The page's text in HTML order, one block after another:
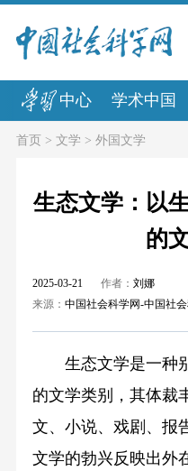
中心 学术中国
首页> 文学 > 外国文学
生态文学：以
的
2025-03-21 作者： 刘娜
来源： 中国社会科学网-中国社
生态文学是一种别
的文学类别，其体裁
文、小说、戏剧、报
文学的勃兴反映出外